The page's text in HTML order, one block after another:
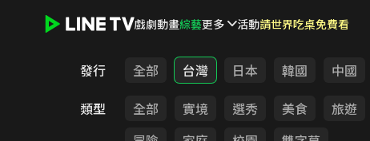
戲劇動畫綜藝更多 活動請世界吃桌免費看
發行 全部 台灣 日本 韓國 中國
類型
全部 實境 選秀 美食 旅遊